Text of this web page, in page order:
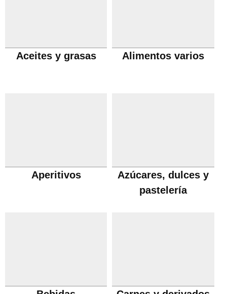
Aceites y grasas Alimentos varios
Aperitivos
Azúcares, dulces y
pastelería